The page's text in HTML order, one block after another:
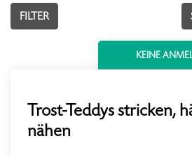
FILTER
KEINE
Trost-Teddys stricken,
nähen